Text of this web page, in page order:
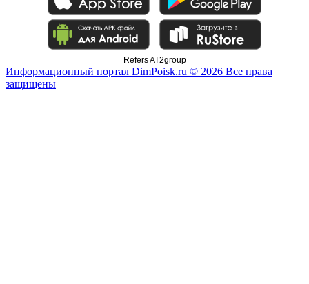
Refers AT2group
Информационный портал DimPoisk.ru © 2026 Все права
защищены